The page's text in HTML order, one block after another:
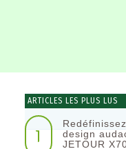
ARTICLES LES PLUS LUS
1
design
JETOUR